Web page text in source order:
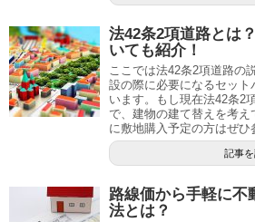
法42条2項道路とは
いても紹介！
ここでは法42条2項道路の
設の際に必要になるセッ
います。もし現在法42条2
で、建物の建て替えを考
に敷地購入予定の方はぜひ
記事
路線価から手軽に不
法とは？